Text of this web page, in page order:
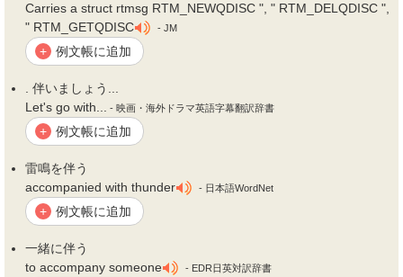
Carries a struct rtmsg RTM_NEWQDISC ", " RTM_DELQDISC ",
" RTM_GETQDISC
- JM
+ 例文帳に追加
伴いましょう...
Let's go with...
- 映画・海外ドラマ英語字幕翻訳辞書
+ 例文帳に追加
雷鳴を伴う
accompanied with thunder
- 日本語WordNet
+ 例文帳に追加
一緒に伴う
to accompany someone
- EDR日英対訳辞書